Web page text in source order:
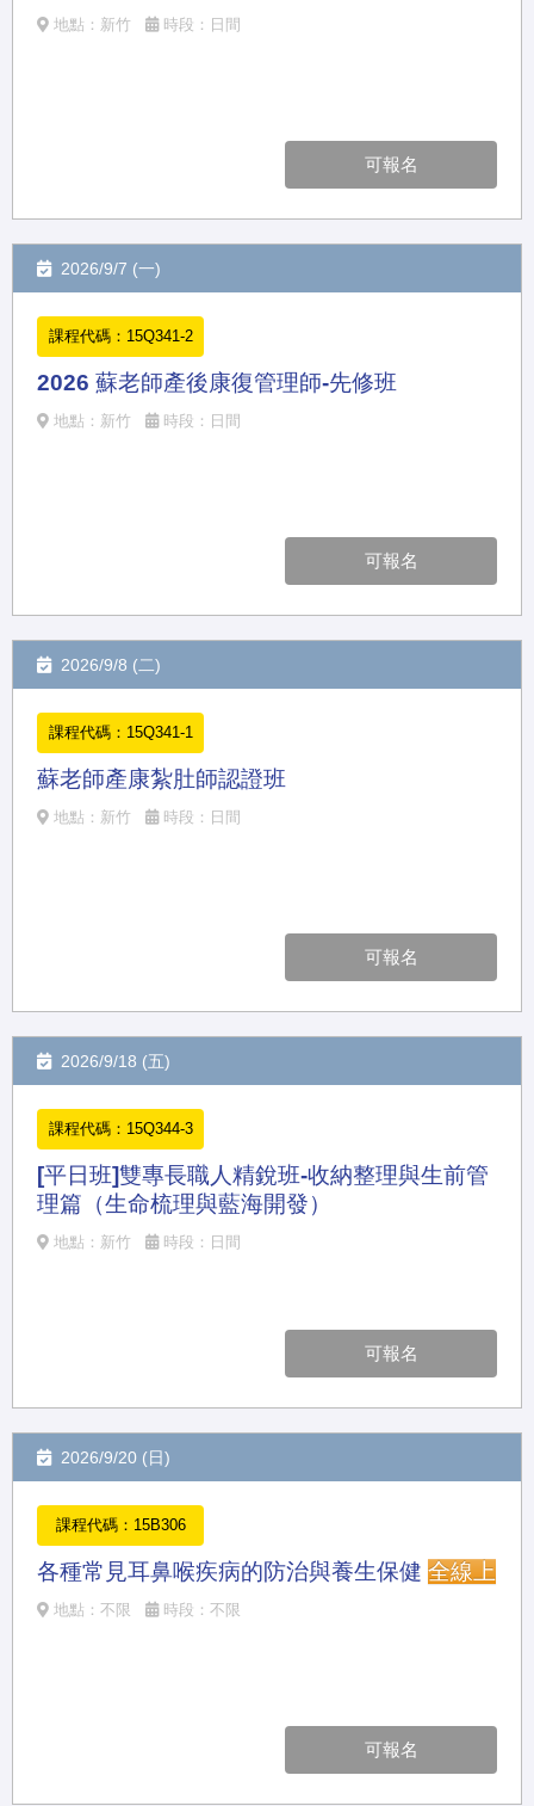
地點：新竹 時段：日間
可報名
2026/9/7 (一)
課程代碼：15Q341-2
2026 蘇老師產後康復管理師-先修班
地點：新竹 時段：日間
可報名
2026/9/8 (二)
課程代碼：15Q341-1
蘇老師產康紮肚師認證班
地點：新竹 時段：日間
可報名
2026/9/18 (五)
課程代碼：15Q344-3
[平日班]雙專長職人精銳班-收納整理與生前管
理篇（生命梳理與藍海開發）
地點：新竹 時段：日間
可報名
2026/9/20 (日)
課程代碼：15B306
各種常見耳鼻喉疾病的防治與養生保健 全線上
地點：不限 時段：不限
可報名